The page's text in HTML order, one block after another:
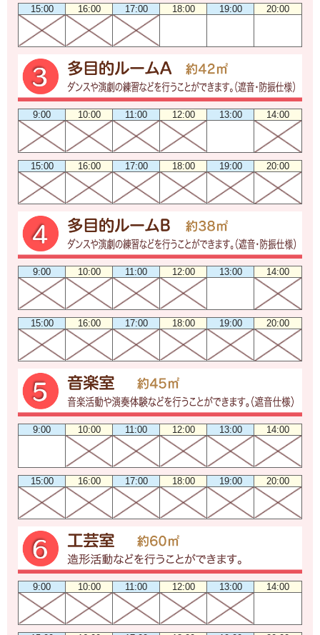
15:00 16:00 17:00 18:00 19:00 20:00
9:00 10:00 11:00 12:00 13:00 14:00
15:00 16:00 17:00 18:00 19:00 20:00
9:00 10:00 11:00 12:00 13:00 14:00
15:00 16:00 17:00 18:00 19:00 20:00
9:00 10:00 11:00 12:00 13:00 14:00
15:00 16:00 17:00 18:00 19:00 20:00
9:00 10:00 11:00 12:00 13:00 14:00